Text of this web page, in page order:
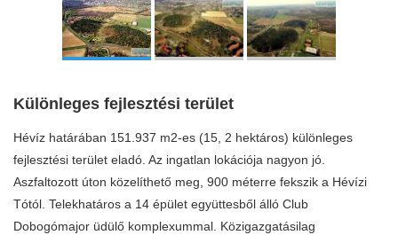
Különleges fejlesztési terület
Hévíz határában 151.937 m2-es (15, 2 hektáros) különleges
fejlesztési terület eladó. Az ingatlan lokációja nagyon jó.
Aszfaltozott úton közelíthető meg, 900 méterre fekszik a Hévízi
Tótól. Telekhatáros a 14 épület együttesből álló Club
Dobogómajor üdülő komplexummal. Közigazgatásilag